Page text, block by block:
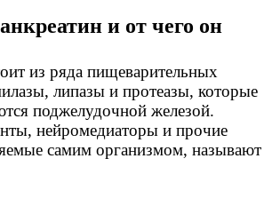
и от чего он
из ряда пищеварительных
липазы и протеазы, которые
поджелудочной железой.
нейромедиаторы и прочие
самим организмом, называют